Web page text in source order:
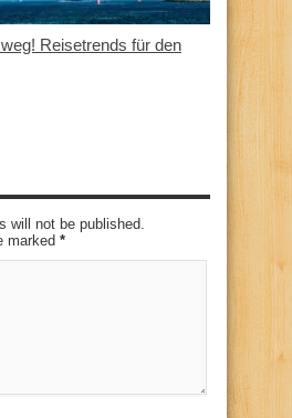
Reisetrends für den
will not be published.
marked *